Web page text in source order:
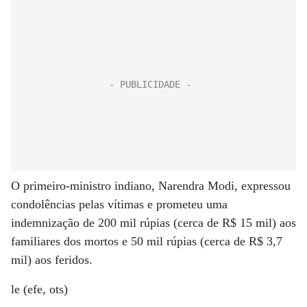
O primeiro-ministro indiano, Narendra Modi, expressou
condolências pelas vítimas e prometeu uma
indemnização de 200 mil rúpias (cerca de R$ 15 mil) aos
familiares dos mortos e 50 mil rúpias (cerca de R$ 3,7
mil) aos feridos.
le (efe, ots)